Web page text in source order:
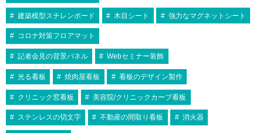
建築模型スチレンボード 木目シート 強力なマグネットシート
コロナ対策フロアマット
記者会見の背景パネル Webセミナー装飾
光る看板 焼肉屋看板 看板のデザイン製作
クリニック窓看板 美容院/クリニックカーブ看板
ステンレスの切文字 不動産の間取り看板 消火器